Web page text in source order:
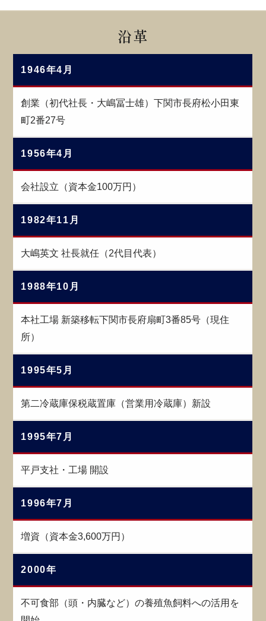
沿革
1946年4月
創業（初代社長・大嶋冨士雄）下関市長府松小田東
町2番27号
1956年4月
会社設立（資本金100万円）
1982年11月
大嶋英文 社長就任（2代目代表）
1988年10月
本社工場 新築移転下関市長府扇町3番85号（現住
所）
1995年5月
第二冷蔵庫保税蔵置庫（営業用冷蔵庫）新設
1995年7月
平戸支社・工場 開設
1996年7月
増資（資本金3,600万円）
2000年
不可食部（頭・内臓など）の養殖魚飼料への活用を